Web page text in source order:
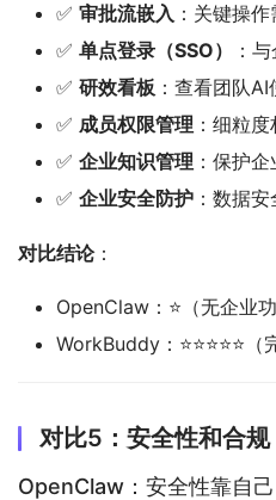
✅ 审批流嵌入 ：关键操
✅ 单点登录（SSO）
：
✅ 研效看板 ：查看团队
✅ 成员权限管理 ：细粒
✅ 企业知识管理 ：保护
✅ 企业安全防护 ：数据
对比结论：
OpenClaw：⭐（无企业功
WorkBuddy：⭐⭐⭐⭐⭐（
对比5：安全性和合规
OpenClaw：安全性靠自己